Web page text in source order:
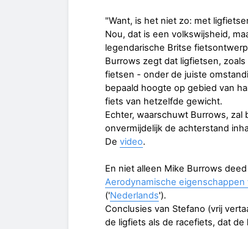
"Want, is het niet zo: met
Nou, dat is een volkswijsheid,
legendarische Britse
Burrows zegt dat ligfietsen, zoals
fietsen - onder de juiste
bepaald hoogte op gebied van
fiets van hetzelfde gewicht.
Echter, waarschuwt Burrows, zal
onvermijdelijk de achterstand
De video.
En niet alleen Mike Burrows
Aerodynamische
('Nederlands').
Conclusies van Stefano (vrij
de ligfiets als de racefiets, dat de